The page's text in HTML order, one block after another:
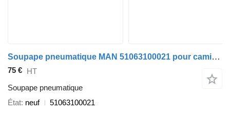
Soupape pneumatique MAN 51063100021 pour camion MAN TGA TGS TGX EURO 5 EURO 6
75 € HT
Soupape pneumatique
État neuf 51063100021